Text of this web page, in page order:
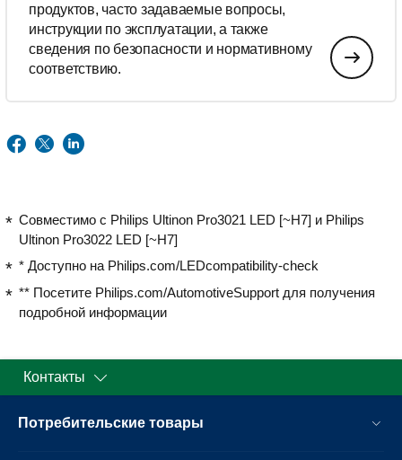
продуктов, часто задаваемые вопросы,
инструкции по эксплуатации, а также
сведения по безопасности и нормативному
соответствию.
Совместимо с Philips Ultinon Pro3021 LED [~H7] и Philips
Ultinon Pro3022 LED [~H7]
* Доступно на Philips.com/LEDcompatibility-check
** Посетите Philips.com/AutomotiveSupport для получения
подробной информации
Контакты
Потребительские товары